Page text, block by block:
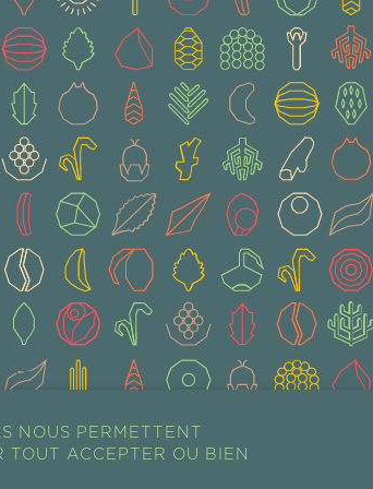
NOUS PERMETTENT
TOUT ACCEPTER OU BIEN